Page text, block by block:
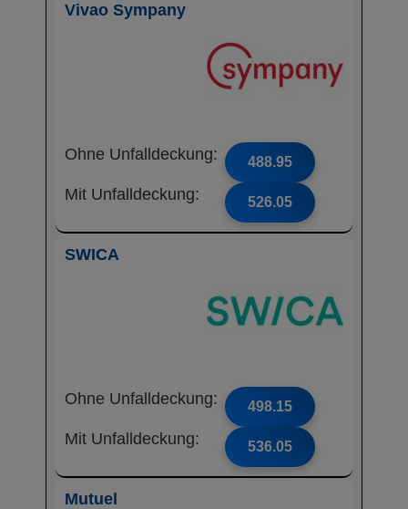
Vivao Sympany
Ohne Unfalldeckung: 488.95
Mit Unfalldeckung: 526.05
SWICA
Ohne Unfalldeckung: 498.15
Mit Unfalldeckung: 536.05
Mutuel